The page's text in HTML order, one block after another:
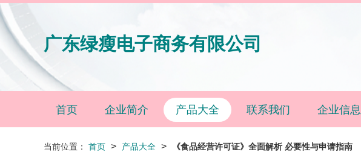
广东绿瘦电子商务有限公司
首页 企业简介 产品大全 联系我们 企业信息
当前位置： 首页 > 产品大全 > 《食品经营许可证》全面解析 必要性与申请指南